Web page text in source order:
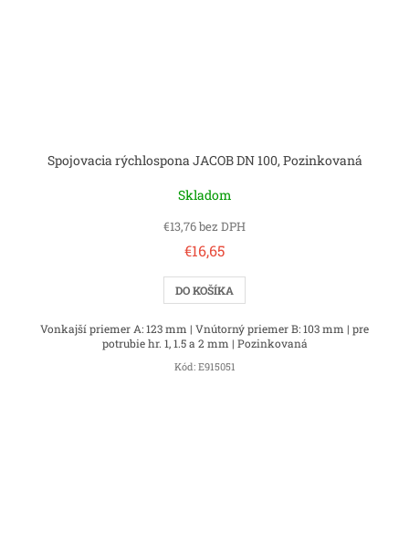
Spojovacia rýchlospona JACOB DN 100, Pozinkovaná
Skladom
€13,76 bez DPH
€16,65
DO KOŠÍKA
Vonkajší priemer A: 123 mm | Vnútorný priemer B: 103 mm | pre
potrubie hr. 1, 1.5 a 2 mm | Pozinkovaná
Kód: E915051